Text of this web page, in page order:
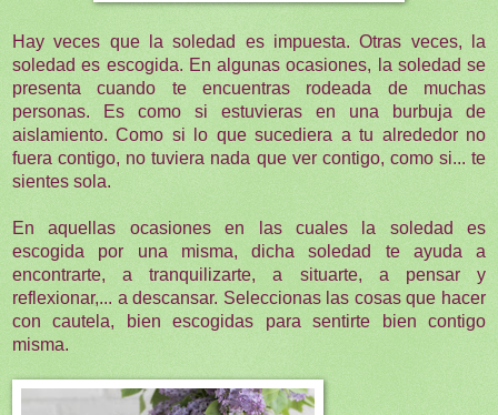
Hay veces que la soledad es impuesta. Otras veces, la
soledad es escogida. En algunas ocasiones, la soledad se
presenta cuando te encuentras rodeada de muchas
personas. Es como si estuvieras en una burbuja de
aislamiento. Como si lo que sucediera a tu alrededor no
fuera contigo, no tuviera nada que ver contigo, como si... te
sientes sola.
En aquellas ocasiones en las cuales la soledad es
escogida por una misma, dicha soledad te ayuda a
encontrarte, a tranquilizarte, a situarte, a pensar y
reflexionar,... a descansar. Seleccionas las cosas que hacer
con cautela, bien escogidas para sentirte bien contigo
misma.